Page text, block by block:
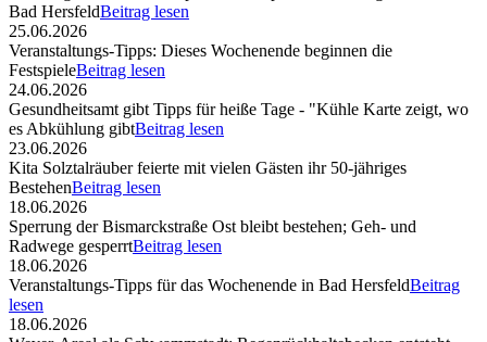
Bad HersfeldBeitrag lesen
25.06.2026
Veranstaltungs-Tipps: Dieses Wochenende beginnen die
FestspieleBeitrag lesen
24.06.2026
Gesundheitsamt gibt Tipps für heiße Tage - "Kühle Karte zeigt, wo
es Abkühlung gibtBeitrag lesen
23.06.2026
Kita Solztalräuber feierte mit vielen Gästen ihr 50-jähriges
BestehenBeitrag lesen
18.06.2026
Sperrung der Bismarckstraße Ost bleibt bestehen; Geh- und
Radwege gesperrtBeitrag lesen
18.06.2026
Veranstaltungs-Tipps für das Wochenende in Bad HersfeldBeitrag
lesen
18.06.2026